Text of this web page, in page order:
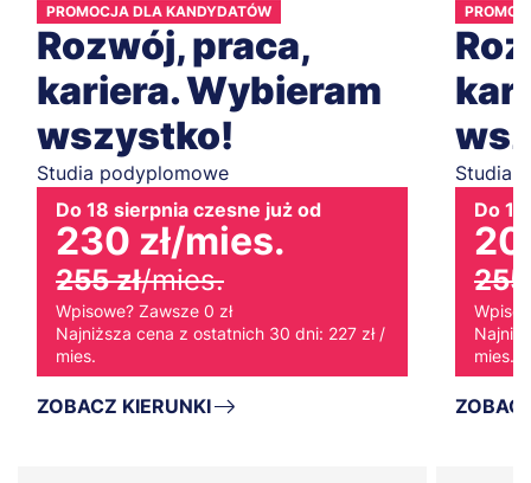
PROMOCJA DLA KANDYDATÓW
Rozwój, praca,
kariera. Wybieram
wszystko!
Studia podyplomowe
Do 18 sierpnia czesne już od
230 zł/mies.
255 zł/mies.
Wpisowe? Zawsze 0 zł
Najniższa cena z ostatnich 30 dni: 227 zł /
mies.
ZOBACZ KIERUNKI
Studia
Do
255
mies.